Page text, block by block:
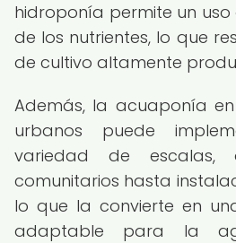
hidroponía permite un
de los nutrientes, lo que
de cultivo altamente
Además, la acuaponía
urbanos puede
variedad de escalas,
comunitarios hasta
lo que la convierte en
adaptable para la